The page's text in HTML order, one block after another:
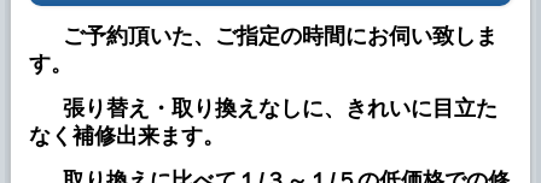
ブログに 「◆ヘッドライトリペア事例、更
2023年8月25日
ブログに 「◆ホイールのリペア事例、更新
ご予約頂いた、ご指定の時間にお伺い致しま
す。
張り替え・取り換えなしに、きれいに目立た
なく補修出来ます。